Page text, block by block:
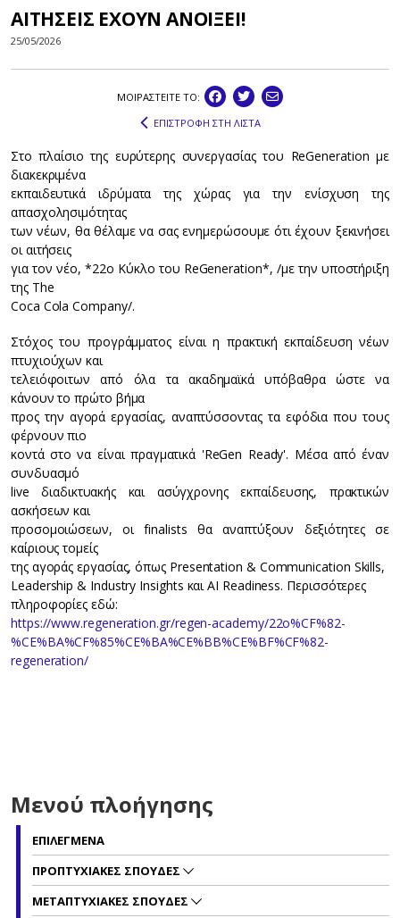
ΑΙΤΗΣΕΙΣ ΕΧΟΥΝ ΑΝΟΙΞΕΙ!
25/05/2026
ΜΟΙΡΑΣΤEIΤΕ ΤΟ:
ΕΠΙΣΤΡΟΦΗ ΣΤΗ ΛΙΣΤΑ
Στο πλαίσιο της ευρύτερης συνεργασίας του ReGeneration με
διακεκριμένα
εκπαιδευτικά ιδρύματα της χώρας για την ενίσχυση της
απασχολησιμότητας
των νέων, θα θέλαμε να σας ενημερώσουμε ότι έχουν ξεκινήσει
οι αιτήσεις
για τον νέο, *22ο Κύκλο του ReGeneration*, /με την υποστήριξη
της The
Coca Cola Company/.
Στόχος του προγράμματος είναι η πρακτική εκπαίδευση νέων
πτυχιούχων και
τελειόφοιτων από όλα τα ακαδημαϊκά υπόβαθρα ώστε να
κάνουν το πρώτο βήμα
προς την αγορά εργασίας, αναπτύσσοντας τα εφόδια που τους
φέρνουν πιο
κοντά στο να είναι πραγματικά 'ReGen Ready'. Μέσα από έναν
συνδυασμό
live διαδικτυακής και ασύγχρονης εκπαίδευσης, πρακτικών
ασκήσεων και
προσομοιώσεων, οι finalists θα αναπτύξουν δεξιότητες σε
καίριους τομείς
της αγοράς εργασίας, όπως Presentation & Communication Skills,
Leadership & Industry Insights και AI Readiness. Περισσότερες
πληροφορίες εδώ:
https://www.regeneration.gr/regen-academy/22o%CF%82-
%CE%BA%CF%85%CE%BA%CE%BB%CE%BF%CF%82-
regeneration/
Μενού πλοήγησης
ΕΠΙΛΕΓΜΕΝΑ
ΠΡΟΠΤΥΧΙΑΚΕΣ ΣΠΟΥΔΕΣ
ΜΕΤΑΠΤΥΧΙΑΚΕΣ ΣΠΟΥΔΕΣ